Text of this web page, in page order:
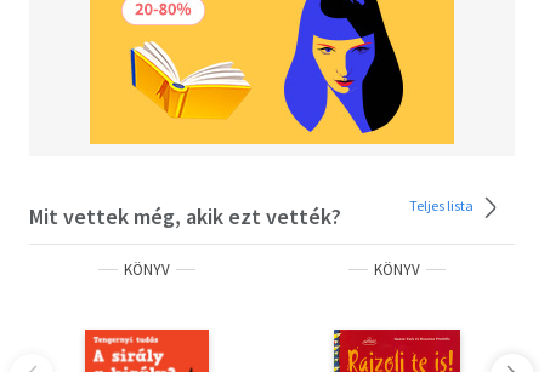
Mit vettek még, akik ezt vették? Teljes lista
KÖNYV KÖNYV